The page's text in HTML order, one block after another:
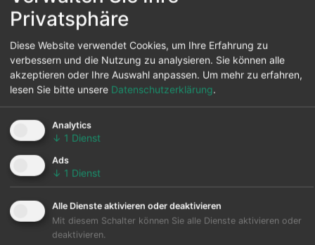
Gruppe Entwickler, Investmentfonds und
Industrie, Großverbraucher und
Rechenzentren
(Versorgungsunternehmen und IPP)
Handelsunternehmen
Gruppe Kontrollzentren
TSO-Gruppe und Vertriebshändler
Gruppe Händler, Aggregatoren und Vertreter
Privatsphäre
Diese Website verwendet Cookies, um Ihre Erfahrung zu
verbessern und die Nutzung zu analysieren. Sie können alle
akzeptieren oder Ihre Auswahl anpassen. Um mehr zu erfahren,
lesen Sie bitte unsere Datenschutzerklärung.
Analytics
↓ 1 Dienst
Ads
↓ 1 Dienst
Alle Dienste aktivieren oder deaktivieren
Mit diesem Schalter können Sie alle Dienste aktivieren oder
deaktivieren.